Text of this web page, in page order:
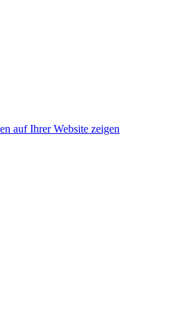
auf Ihrer Website zeigen